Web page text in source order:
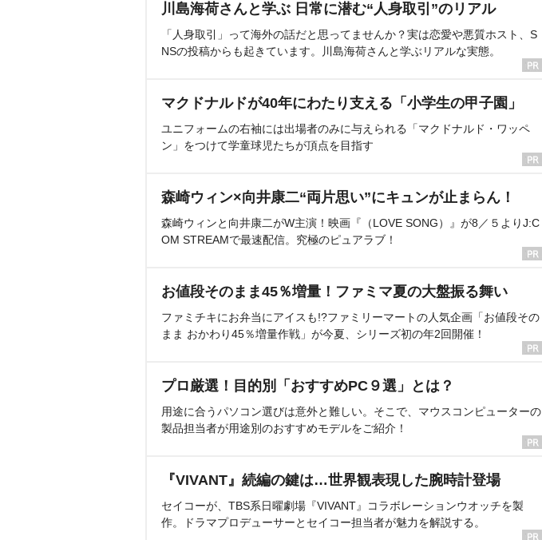
川島海荷さんと学ぶ 日常に潜む“人身取引”のリアル
「人身取引」って海外の話だと思ってませんか？実は恋愛や悪質ホスト、S
NSの投稿からも起きています。川島海荷さんと学ぶリアルな実態。
マクドナルドが40年にわたり支える「小学生の甲子園」
ユニフォームの右袖には出場者のみに与えられる「マクドナルド・ワッペ
ン」をつけて学童球児たちが頂点を目指す
森崎ウィン×向井康二“両片思い”にキュンが止まらん！
森崎ウィンと向井康二がW主演！映画『（LOVE SONG）』が8／５よりJ:C
OM STREAMで最速配信。究極のピュアラブ！
お値段そのまま45％増量！ファミマ夏の大盤振る舞い
ファミチキにお弁当にアイスも!?ファミリーマートの人気企画「お値段その
まま おかわり45％増量作戦」が今夏、シリーズ初の年2回開催！
プロ厳選！目的別「おすすめPC９選」とは？
用途に合うパソコン選びは意外と難しい。そこで、マウスコンピューターの
製品担当者が用途別のおすすめモデルをご紹介！
『VIVANT』続編の鍵は…世界観表現した腕時計登場
セイコーが、TBS系日曜劇場『VIVANT』コラボレーションウオッチを製
作。ドラマプロデューサーとセイコー担当者が魅力を解説する。